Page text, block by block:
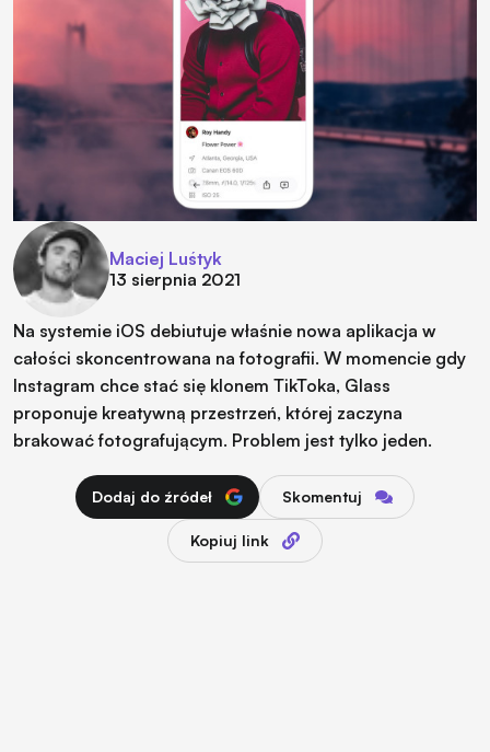
Maciej Luśtyk
13 sierpnia 2021
Na systemie iOS debiutuje właśnie nowa aplikacja w
całości skoncentrowana na fotografii. W momencie gdy
Instagram chce stać się klonem TikToka, Glass
proponuje kreatywną przestrzeń, której zaczyna
brakować fotografującym. Problem jest tylko jeden.
Dodaj do źródeł Skomentuj
Kopiuj link